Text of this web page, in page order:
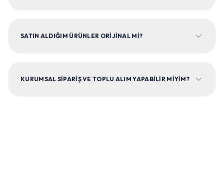
SATIN ALDIĞIM ÜRÜNLER ORIJINAL MI?
KURUMSAL SIPARIŞ VE TOPLU ALIM YAPABILIR MIYIM?